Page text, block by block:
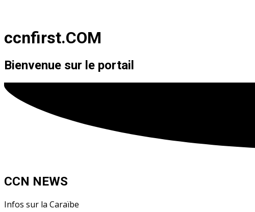
ccnfirst.COM
Bienvenue sur le portail
CCN NEWS
Infos sur la Caraïbe